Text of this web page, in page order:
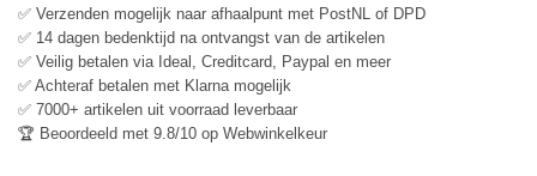
✅ Verzenden mogelijk naar afhaalpunt met PostNL of DPD
✅ 14 dagen bedenktijd na ontvangst van de artikelen
✅ Veilig betalen via Ideal, Creditcard, Paypal en meer
✅ Achteraf betalen met Klarna mogelijk
✅ 7000+ artikelen uit voorraad leverbaar
🏆 Beoordeeld met 9.8/10 op Webwinkelkeur